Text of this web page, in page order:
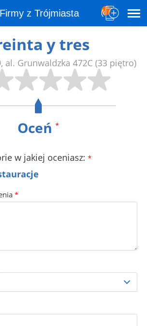
Firmy z Trójmiasta
y tres
, al. Grunwaldzka 472C (33 piętro)
Oceń *
w jakiej oceniasz: *
*